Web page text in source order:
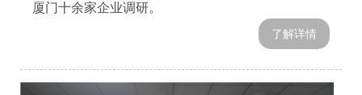
厦门十余家企业调研。
了解详情